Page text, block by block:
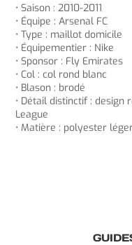
• Saison : 2010-2011
• Équipe : Arsenal FC
• Type : maillot domicile
• Équipementier : Nike
• Sponsor : Fly Emirates
• Col : col rond blanc
• Blason : brodé
• Détail distinctif :
League
• Matière : polyester